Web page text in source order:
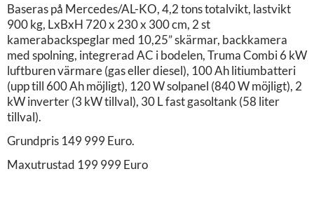
Baseras på Mercedes/AL-KO, 4,2 tons totalvikt, lastvikt
900 kg, LxBxH 720 x 230 x 300 cm, 2 st
kamerabackspeglar med 10,25” skärmar, backkamera
med spolning, integrerad AC i bodelen, Truma Combi 6 kW
luftburen värmare (gas eller diesel), 100 Ah litiumbatteri
(upp till 600 Ah möjligt), 120 W solpanel (840 W möjligt), 2
kW inverter (3 kW tillval), 30 L fast gasoltank (58 liter
tillval).
Grundpris 149 999 Euro.
Maxutrustad 199 999 Euro